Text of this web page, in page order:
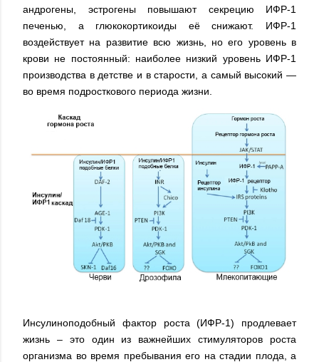
андрогены, эстрогены повышают секрецию ИФР-1
печенью, а глюкокортикоиды её снижают. ИФР-1
воздействует на развитие всю жизнь, но его уровень в
крови не постоянный: наиболее низкий уровень ИФР-1
производства в детстве и в старости, а самый высокий —
во время подросткового периода жизни.
Инсулиноподобный фактор роста (ИФР-1) продлевает
жизнь – это один из важнейших стимуляторов роста
организма во время пребывания его на стадии плода, а